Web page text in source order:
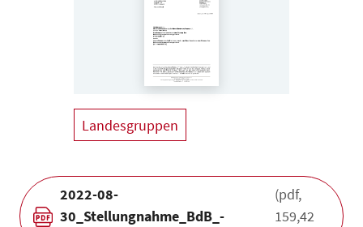
Landesgruppen
2022-08-
30_Stellungnahme_BdB_-
(pdf,
159,42